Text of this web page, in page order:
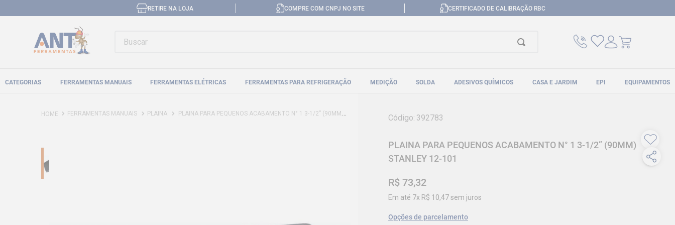
RETIRE NA LOJA COMPRE COM CNPJ NO SITE CERTIFICADO DE CALIBRAÇÃO RBC
CATEGORIAS FERRAMENTAS MANUAIS FERRAMENTAS ELÉTRICAS FERRAMENTAS PARA REFRIGERAÇÃO MEDIÇÃO SOLDA ADESIVOS QUÍMICOS CASA E JARDIM EPI EQUIPAMENTOS
FERRAMENTAS MANUAIS PLAINA PLAINA PARA PEQUENOS ACABAMENTO N° 1 3-1/2” (90MM) STANLEY 12-101 Código: 392783
PLAINA PARA PEQUENOS ACABAMENTO N° 1 3-1/2” (90MM)
STANLEY 12-101
R$ 73,32
Em até 7x R$ 10,47sem juros
Opções de parcelamento